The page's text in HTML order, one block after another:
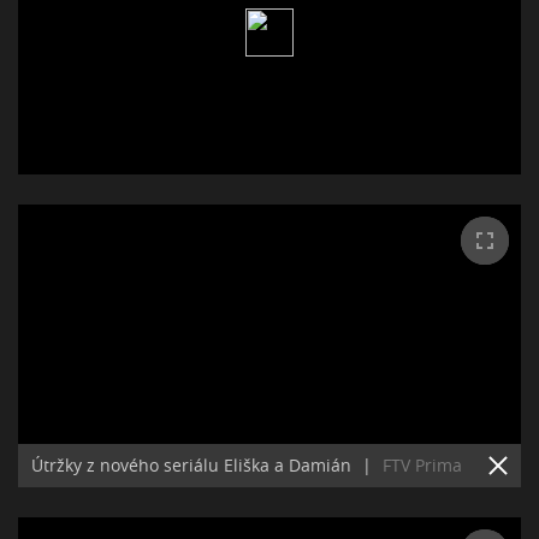
Útržky z nového seriálu Eliška a Damián | FTV Prima